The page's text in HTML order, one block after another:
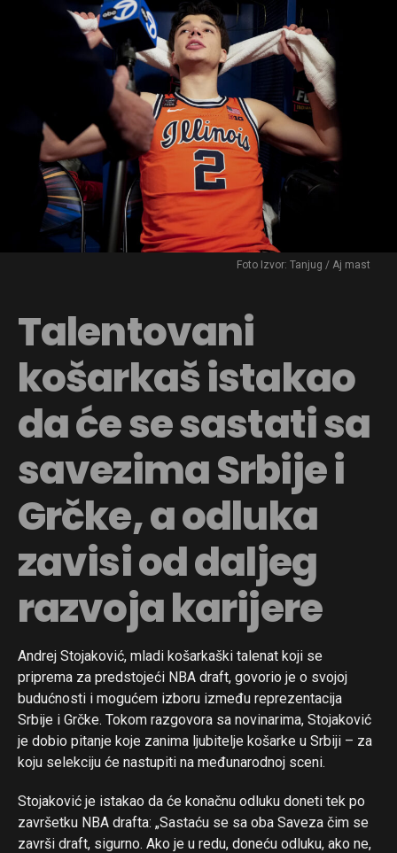
Foto Izvor: Tanjug / Aj mast
Talentovani
košarkaš istakao
da će se sastati sa
savezima Srbije i
Grčke, a odluka
zavisi od daljeg
razvoja karijere
Andrej Stojaković, mladi košarkaški talenat koji se
priprema za predstojeći NBA draft, govorio je o svojoj
budućnosti i mogućem izboru između reprezentacija
Srbije i Grčke. Tokom razgovora sa novinarima, Stojaković
je dobio pitanje koje zanima ljubitelje košarke u Srbiji – za
koju selekciju će nastupiti na međunarodnoj sceni.
Stojaković je istakao da će konačnu odluku doneti tek po
završetku NBA drafta: „Sastaću se sa oba Saveza čim se
završi draft, sigurno. Ako je u redu, doneću odluku, ako ne,
Reddit
Pinterest
Whatsapp
Email